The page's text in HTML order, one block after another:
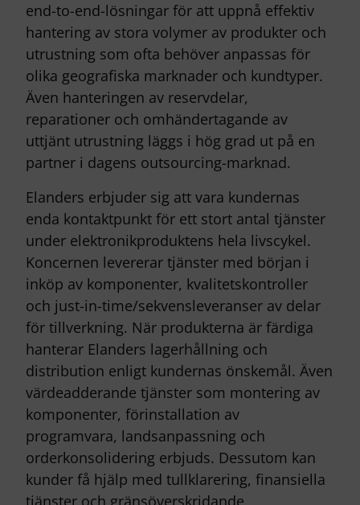
end-to-end-lösningar för att uppnå effektiv
hantering av stora volymer av produkter och
utrustning som ofta behöver anpassas för
olika geografiska marknader och kundtyper.
Även hanteringen av reservdelar,
reparationer och omhändertagande av
uttjänt utrustning läggs i hög grad ut på en
partner i dagens outsourcing-marknad.
Elanders erbjuder sig att vara kundernas
enda kontaktpunkt för ett stort antal tjänster
under elektronikproduktens hela livscykel.
Koncernen levererar tjänster med början i
inköp av komponenter, kvalitetskontroller
och just-in-time/sekvensleveranser av delar
för tillverkning. När produkterna är färdiga
hanterar Elanders lagerhållning och
distribution enligt kundernas önskemål. Även
värdeadderande tjänster som montering av
komponenter, förinstallation av
programvara, landsanpassning och
orderkonsolidering erbjuds. Dessutom kan
kunder få hjälp med tullklarering, finansiella
tjänster och gränsöverskridande